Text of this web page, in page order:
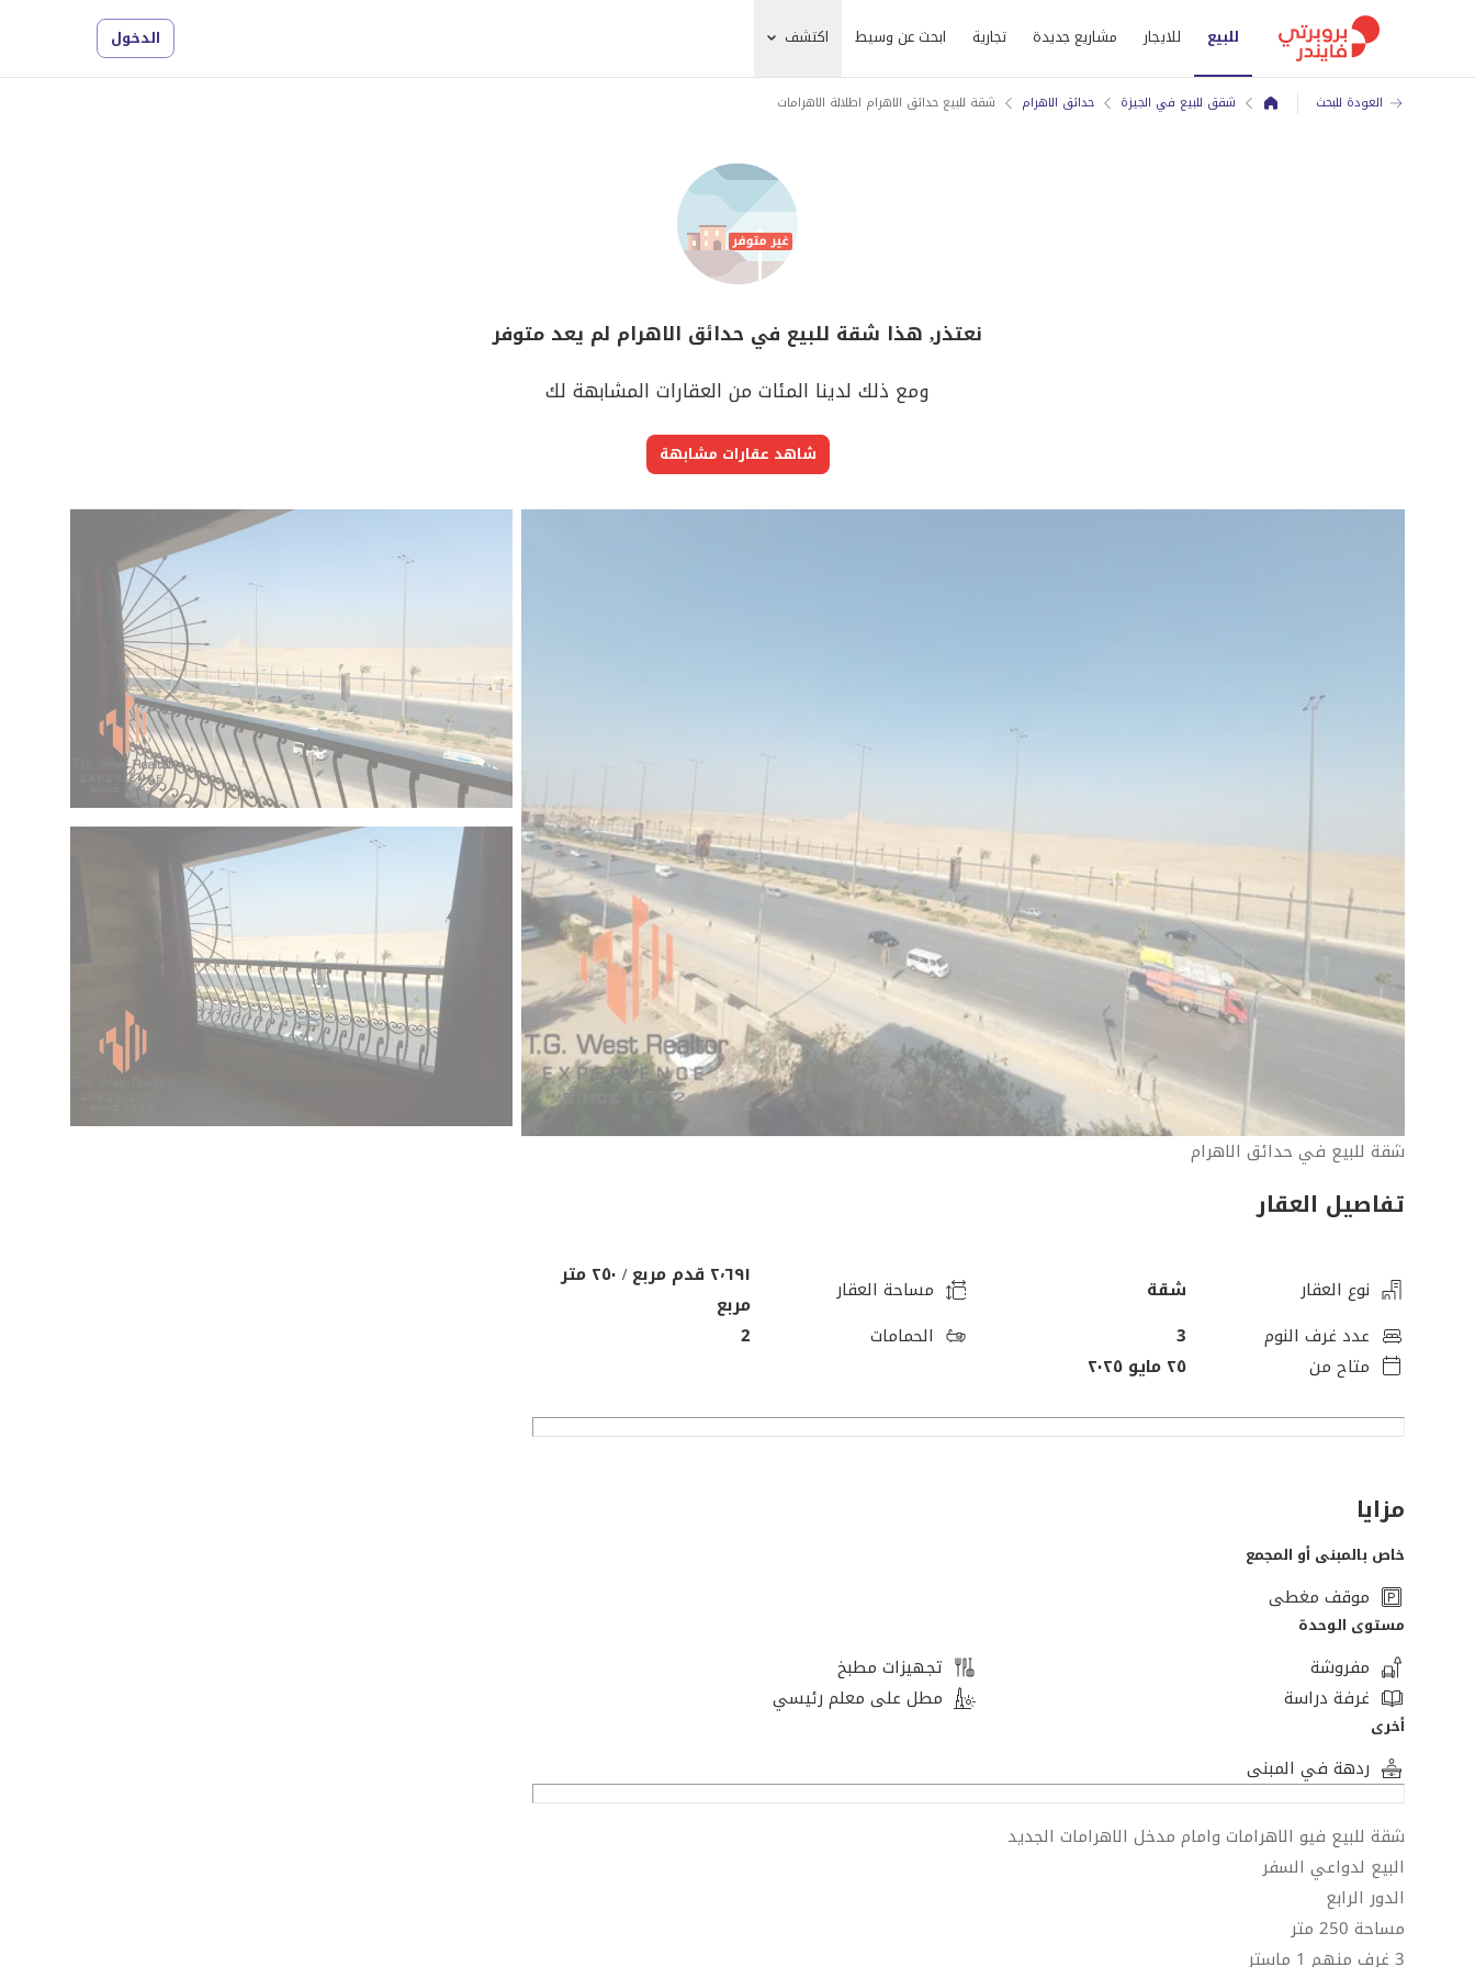
للبيع للايجار مشاريع جديدة تجارية ابحث عن وسيط اكتشف الدخول
العودة للبحث شقق للبيع في الجيزة حدائق الاهرام شقة للبيع حدائق الاهرام اطلالة الاهرامات
نعتذر, هذا شقة للبيع في حدائق الاهرام لم يعد متوفر
ومع ذلك لدينا المئات من العقارات المشابهة لك
شاهد عقارات مشابهة
شقة للبيع في حدائق الاهرام
تفاصيل العقار
نوع العقار شقة مساحة العقار
٢٬٦٩١ قدم مربع / ٢٥٠ متر
مربع
عدد غرف النوم
3 الحمامات
2
متاح من
٢٥ مايو ٢٠٢٥
مزايا
خاص بالمبنى أو المجمع
موقف مغطى
مستوى الوحدة
مفروشة
تجهيزات مطبخ
غرفة دراسة
مطل على معلم رئيسي
أخرى
ردهة في المبنى
شقة للبيع فيو الاهرامات وامام مدخل الاهرامات الجديد
البيع لدواعي السفر
الدور الرابع
مساحة 250 متر
3 غرف منهم 1 ماستر